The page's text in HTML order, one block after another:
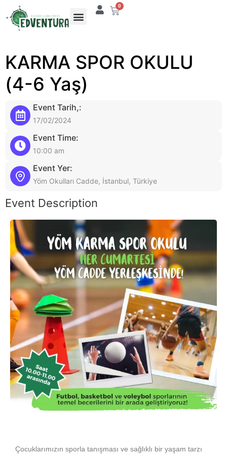
0
KARMA SPOR OKULU
(4-6 Yaş)
Event Tarih,:
17/02/2024
Event Time:
10:00 am
Event Yer:
Yöm Okulları Cadde, İstanbul, Türkiye
Event Description
Çocuklarımızın sporla tanışması ve sağlıklı bir yaşam tarzı